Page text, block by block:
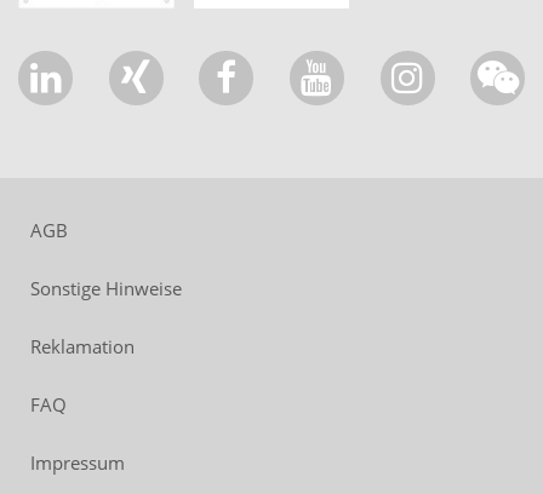
AGB
Sonstige Hinweise
Reklamation
FAQ
Impressum